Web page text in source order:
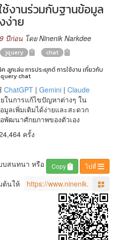
งานร่วมกับฐานข้อมูล
ง่าย
ปีก่อนโดย Ninenik Narkdee
jquery
chat
ลูกเล่น การประยุกต์ การใช้งาน เกี่ยวกับ
chat
ChatGPT| Gemini| Claude
ในการแก้ไขปัญหาต่างๆ ใน
ลเพิ่มเติมได้ง่ายและสะดวก
พัฒนาศักยภาพของตัวเอง
ครั้ง
ไปที่
Copy
บสนทนา หรือ
ต้นให้